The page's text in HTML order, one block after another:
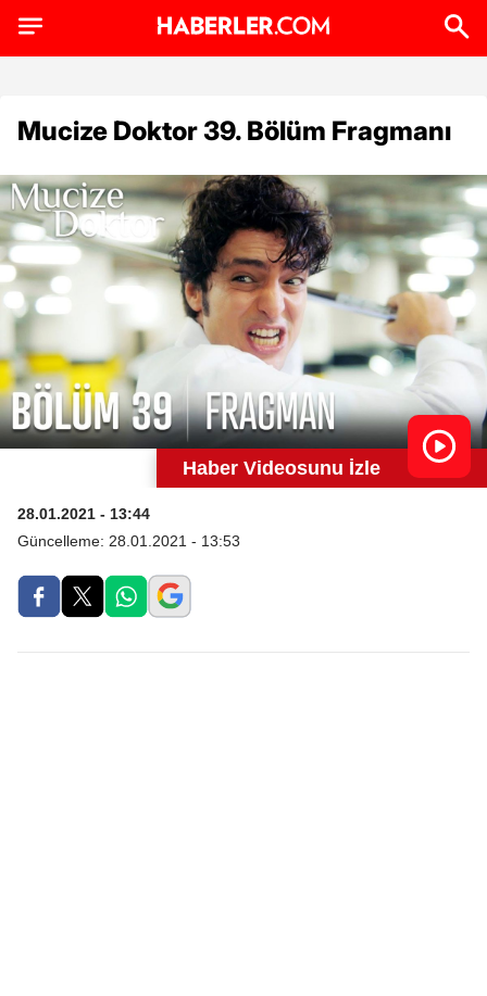
Mucize Doktor 39. Bölüm Fragmanı
Haber Videosunu İzle
28.01.2021 - 13:44
Güncelleme: 28.01.2021 - 13:53